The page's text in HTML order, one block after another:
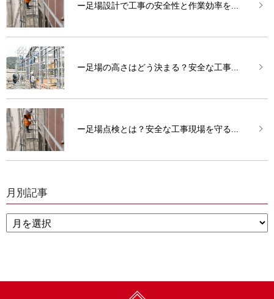
ー足場設計で工事の安全性と作業効率を...
ー足場の高さはどう決まる？安全な工事...
ー足場点検とは？安全な工事現場を守る...
月別記事